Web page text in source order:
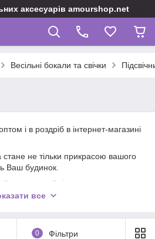
аксесуарів amourshop.net
Весільні бокали та свічки
і в роздріб в інтернет-магазині
стане не тільки прикрасою вашого
Ваш будинок.
вогнище" від талановитих
увагу оточуючих.
все
0 Фільтри